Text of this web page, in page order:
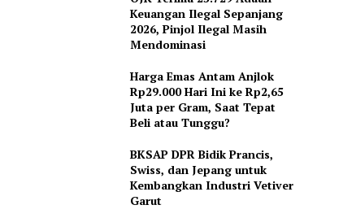
Keuangan Ilegal Sepanjang
2026, Pinjol Ilegal Masih
Mendominasi
Harga Emas Antam Anjlok
Rp29.000 Hari Ini ke Rp2,65
Juta per Gram, Saat Tepat
Beli atau Tunggu?
BKSAP DPR Bidik Prancis,
Swiss, dan Jepang untuk
Kembangkan Industri Vetiver
Garut